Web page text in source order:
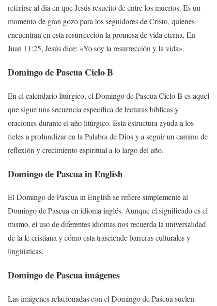
referirse al día en que Jesús resucitó de entre los muertos. Es un
momento de gran gozo para los seguidores de Cristo, quienes
encuentran en esta resurrección la promesa de vida eterna. En
Juan 11:25, Jesús dice: «Yo soy la resurrección y la vida».
Domingo de Pascua Ciclo B
En el calendario litúrgico, el Domingo de Pascua Ciclo B es aquel
que sigue una secuencia específica de lecturas bíblicas y
oraciones durante el año litúrgico. Esta estructura ayuda a los
fieles a profundizar en la Palabra de Dios y a seguir un camino de
reflexión y crecimiento espiritual a lo largo del año.
Domingo de Pascua in English
El Domingo de Pascua in English se refiere simplemente al
Domingo de Pascua en idioma inglés. Aunque el significado es el
mismo, el uso de diferentes idiomas nos recuerda la universalidad
de la fe cristiana y cómo esta trasciende barreras culturales y
lingüísticas.
Domingo de Pascua imágenes
Las imágenes relacionadas con el Domingo de Pascua suelen